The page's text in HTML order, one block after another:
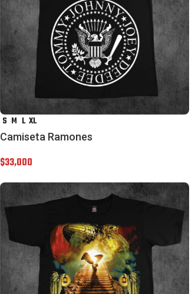
S M L XL
Camiseta Ramones
$33,000